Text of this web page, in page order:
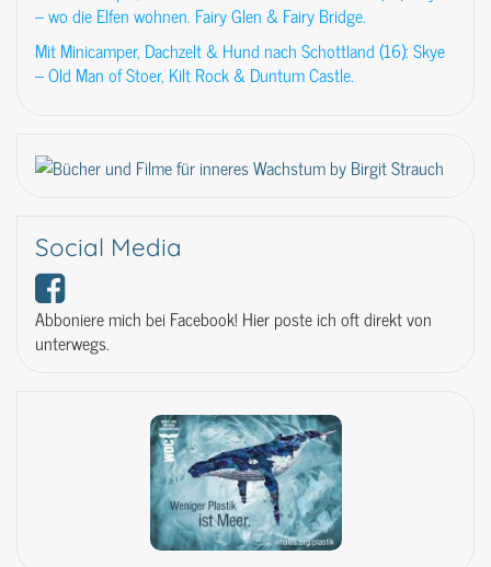
– wo die Elfen wohnen. Fairy Glen & Fairy Bridge.
Mit Minicamper, Dachzelt & Hund nach Schottland (16): Skye
– Old Man of Stoer, Kilt Rock & Duntum Castle.
Social Media
Abboniere mich bei Facebook! Hier poste ich oft direkt von
unterwegs.